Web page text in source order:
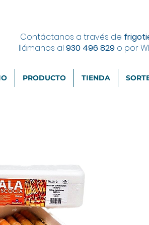
Contáctanos a través de
llámanos al 930 496 829 o por
PRODUCTO TIENDA